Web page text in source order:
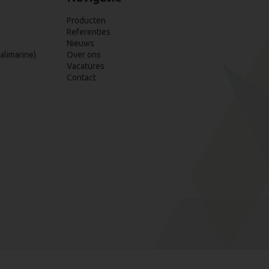
Producten
Referenties
Nieuws
Over ons
Vacatures
Contact